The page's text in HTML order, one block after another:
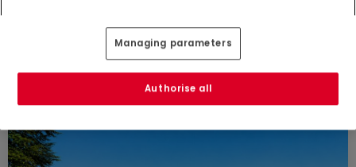
interessieren? Diese vorgeschlagenen Anzeigen
könnten Sie interessieren.
Managing parameters
Authorise all